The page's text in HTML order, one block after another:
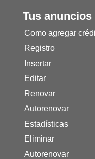
Tus anuncios
Como agregar
Registro
Insertar
Editar
Renovar
Autorenovar
Estadísticas
Eliminar
Autorenovar